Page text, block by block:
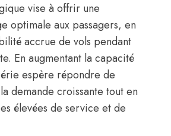
vise à offrir une
optimale aux passagers, en
accrue de vols pendant
En augmentant la capacité
espère répondre de
demande croissante tout en
élevées de service et de